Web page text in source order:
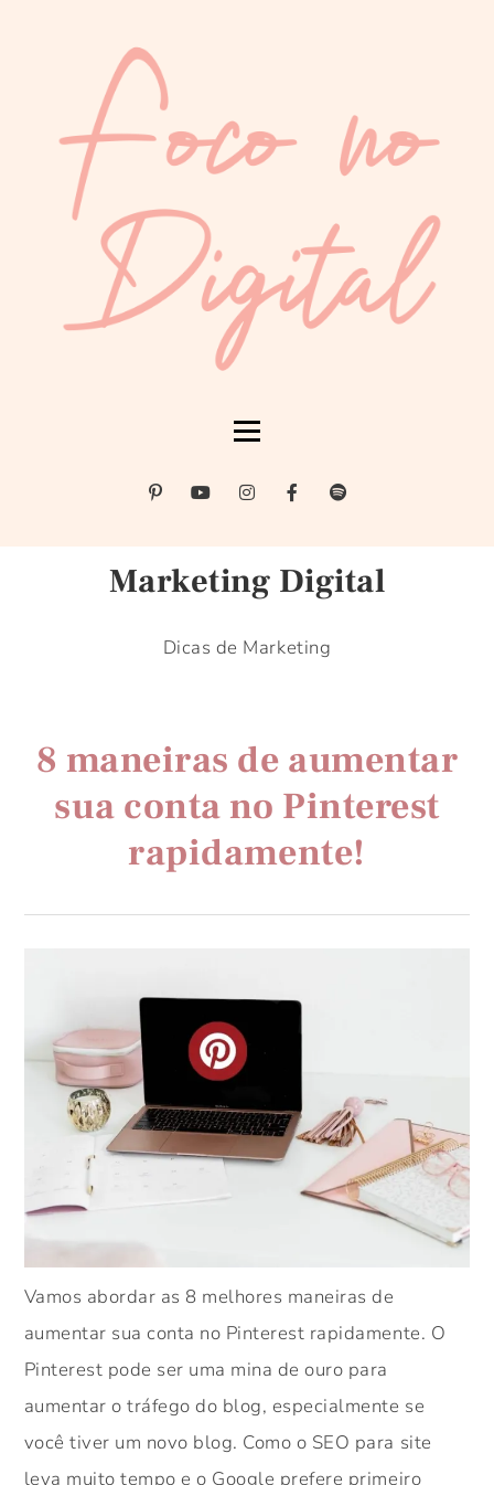
Marketing Digital
Dicas de Marketing
8 maneiras de aumentar
sua conta no Pinterest
rapidamente!
Vamos abordar as 8 melhores maneiras de
aumentar sua conta no Pinterest rapidamente. O
Pinterest pode ser uma mina de ouro para
aumentar o tráfego do blog, especialmente se
você tiver um novo blog. Como o SEO para site
leva muito tempo e o Google prefere primeiro